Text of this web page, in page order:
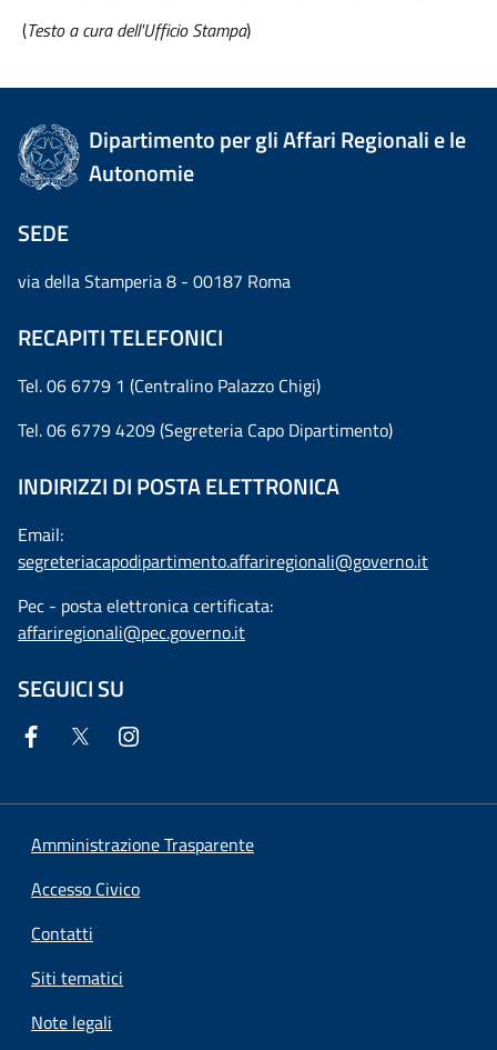
(Testo a cura dell'Ufficio Stampa)
Dipartimento per gli Affari Regionali e le
Autonomie
SEDE
via della Stamperia 8 - 00187 Roma
RECAPITI TELEFONICI
Tel. 06 6779 1 (Centralino Palazzo Chigi)
Tel. 06 6779 4209 (Segreteria Capo Dipartimento)
INDIRIZZI DI POSTA ELETTRONICA
Email:
segreteriacapodipartimento.affariregionali@governo.it
Pec - posta elettronica certificata:
affariregionali@pec.governo.it
SEGUICI SU
Amministrazione Trasparente
Accesso Civico
Contatti
Siti tematici
Note legali